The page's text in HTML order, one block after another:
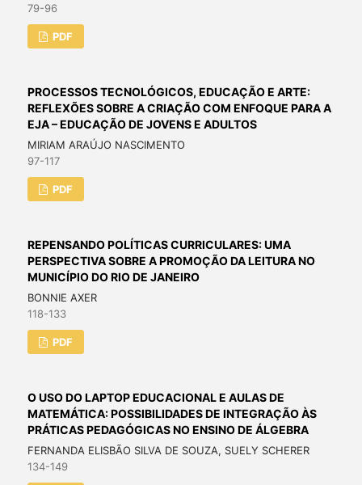
79-96
PDF
PROCESSOS TECNOLÓGICOS, EDUCAÇÃO E ARTE:
REFLEXÕES SOBRE A CRIAÇÃO COM ENFOQUE PARA A
EJA – EDUCAÇÃO DE JOVENS E ADULTOS
MIRIAM ARAÚJO NASCIMENTO
97-117
PDF
REPENSANDO POLÍTICAS CURRICULARES: UMA
PERSPECTIVA SOBRE A PROMOÇÃO DA LEITURA NO
MUNICÍPIO DO RIO DE JANEIRO
BONNIE AXER
118-133
PDF
O USO DO LAPTOP EDUCACIONAL E AULAS DE
MATEMÁTICA: POSSIBILIDADES DE INTEGRAÇÃO ÀS
PRÁTICAS PEDAGÓGICAS NO ENSINO DE ÁLGEBRA
FERNANDA ELISBÃO SILVA DE SOUZA, SUELY SCHERER
134-149